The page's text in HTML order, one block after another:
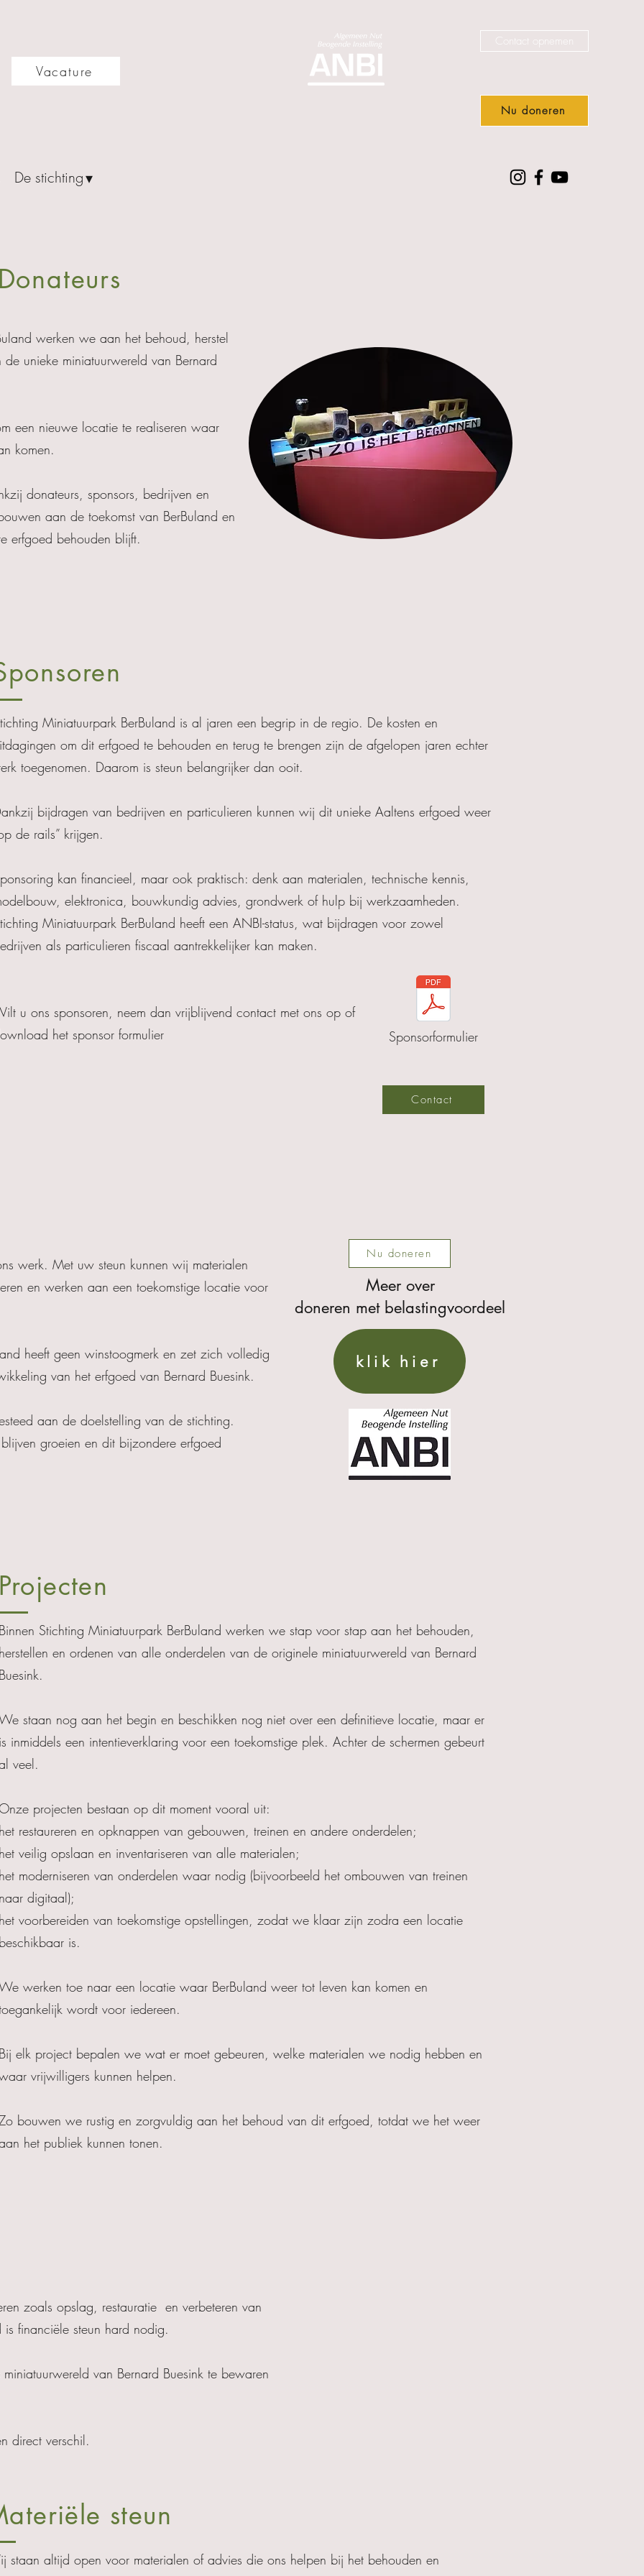
Vacature
Contact opnemen
Nu doneren
De stichting▾
werken we aan het behoud, herstel
unieke miniatuurwereld van Bernard
een nieuwe locatie te realiseren waar
komen.
donateurs, sponsors, bedrijven en
aan de toekomst van BerBuland en
erfgoed behouden blijft.
Miniatuurpark BerBuland is al jaren een begrip in de regio. De kosten en
om dit erfgoed te behouden en terug te brengen zijn de afgelopen jaren echter
toegenomen. Daarom is steun belangrijker dan ooit.
bijdragen van bedrijven en particulieren kunnen wij dit unieke Aaltens erfgoed weer
de rails” krijgen.
kan financieel, maar ook praktisch: denk aan materialen, technische kennis,
elektronica, bouwkundig advies, grondwerk of hulp bij werkzaamheden.
Miniatuurpark BerBuland heeft een ANBI-status, wat bijdragen voor zowel
als particulieren fiscaal aantrekkelijker kan maken.
u ons sponsoren, neem dan vrijblijvend contact met ons op of
het sponsor formulier
Sponsorformulier
Contact
werk. Met uw steun kunnen wij materialen
en werken aan een toekomstige locatie voor
heeft geen winstoogmerk en zet zich volledig
van het erfgoed van Bernard Buesink.
aan de doelstelling van de stichting.
groeien en dit bijzondere erfgoed
Nu doneren
Meer over
doneren met belastingvoordeel
klik hier
Projecten
Binnen Stichting Miniatuurpark BerBuland werken we stap voor stap aan het behouden,
herstellen en ordenen van alle onderdelen van de originele miniatuurwereld van Bernard
Buesink.
staan nog aan het begin en beschikken nog niet over een definitieve locatie, maar er
is inmiddels een intentieverklaring voor een toekomstige plek. Achter de schermen gebeurt
veel.
projecten bestaan op dit moment vooral uit:
het restaureren en opknappen van gebouwen, treinen en andere onderdelen;
het veilig opslaan en inventariseren van alle materialen;
het moderniseren van onderdelen waar nodig (bijvoorbeeld het ombouwen van treinen
naar digitaal);
het voorbereiden van toekomstige opstellingen, zodat we klaar zijn zodra een locatie
beschikbaar is.
werken toe naar een locatie waar BerBuland weer tot leven kan komen en
wordt voor iedereen.
Bij elk project bepalen we wat er moet gebeuren, welke materialen we nodig hebben en
vrijwilligers kunnen helpen.
bouwen we rustig en zorgvuldig aan het behoud van dit erfgoed, totdat we het weer
het publiek kunnen tonen.
zoals opslag, restauratie en verbeteren van
financiële steun hard nodig.
van Bernard Buesink te bewaren
direct verschil.
steun
staan altijd open voor materialen of advies die ons helpen bij het behouden en